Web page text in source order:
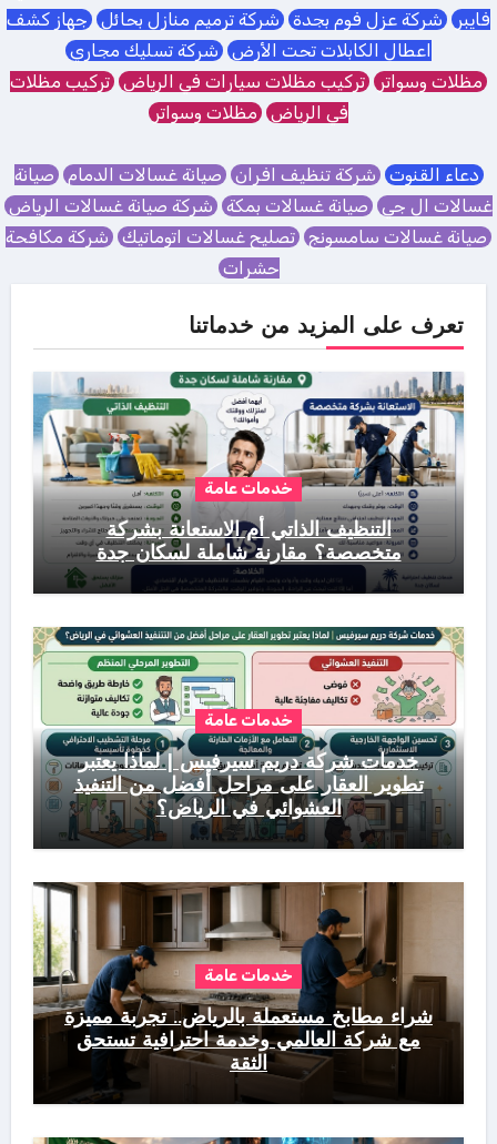
فايبر شركة عزل فوم بجدة شركة ترميم منازل بحائل جهاز كشف
اعطال الكابلات تحت الأرض شركة تسليك مجاري
مظلات وسواتر تركيب مظلات سيارات في الرياض تركيب مظلات
في الرياض مظلات وسواتر
دعاء القنوت شركة تنظيف افران صيانة غسالات الدمام صيانة
غسالات ال جي صيانة غسالات بمكة شركة صيانة غسالات الرياض
صيانة غسالات سامسونج تصليح غسالات اتوماتيك شركة مكافحة
حشرات
تعرف على المزيد من خدماتنا
خدمات عامة
التنظيف الذاتي أم الاستعانة بشركة
متخصصة؟ مقارنة شاملة لسكان جدة
خدمات عامة
خدمات شركة دريم سيرفيس | لماذا يعتبر
تطوير العقار على مراحل أفضل من التنفيذ
العشوائي في الرياض؟
خدمات عامة
شراء مطابخ مستعملة بالرياض.. تجربة مميزة
مع شركة العالمي وخدمة احترافية تستحق
الثقة